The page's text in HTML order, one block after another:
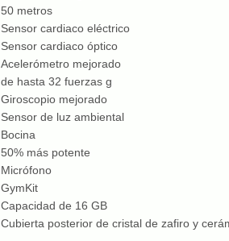
50 metros
Sensor cardiaco eléctrico
Sensor cardiaco óptico
Acelerómetro mejorado
de hasta 32 fuerzas g
Giroscopio mejorado
Sensor de luz ambiental
Bocina
50% más potente
Micrófono
GymKit
Capacidad de 16 GB
Cubierta posterior de cristal de zafiro y